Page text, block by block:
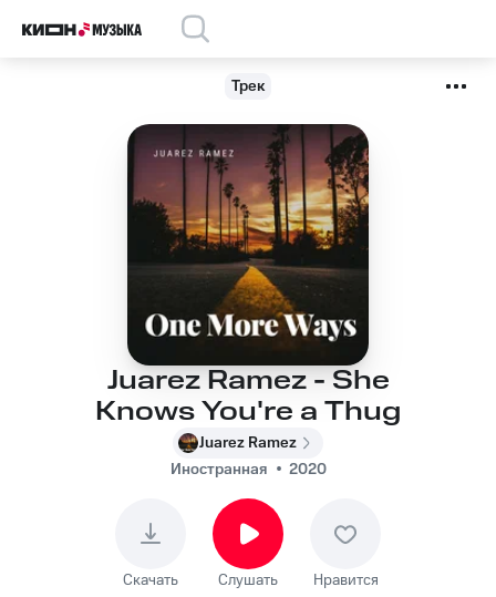
Трек
Juarez Ramez - She
Knows You're a Thug
Juarez Ramez
Иностранная
2020
Скачать Слушать Нравится